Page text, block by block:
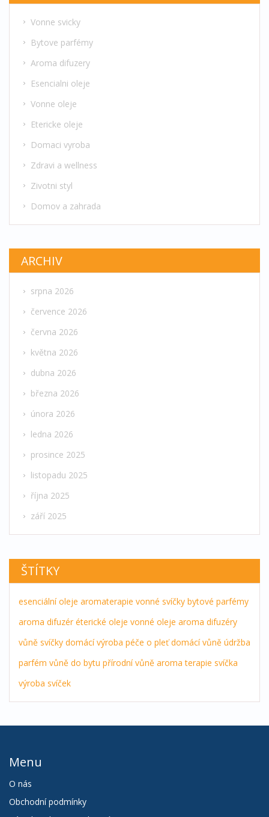
Vonne svicky
Bytove parfémy
Aroma difuzery
Esencialni oleje
Vonne oleje
Etericke oleje
Domaci vyroba
Zdravi a wellness
Zivotni styl
Domov a zahrada
ARCHIV
srpna 2026
července 2026
června 2026
května 2026
dubna 2026
března 2026
února 2026
ledna 2026
prosince 2025
listopadu 2025
října 2025
září 2025
ŠTÍTKY
esenciální oleje aromaterapie vonné svíčky bytové parfémy
aroma difuzér éterické oleje vonné oleje aroma difuzéry
vůně svíčky domácí výroba péče o pleť domácí vůně údržba
parfém vůně do bytu přírodní vůně aroma terapie svíčka
výroba svíček
Menu
O nás
Obchodní podmínky